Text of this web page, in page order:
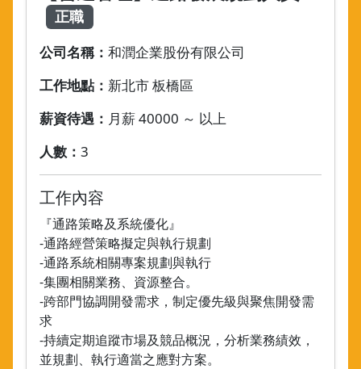
正職
公司名稱： 和潤企業股份有限公司
工作地點： 新北市 板橋區
薪資待遇： 月薪 40000 ～ 以上
人數： 3
工作內容
『通路策略及系統優化』
-通路經營策略擬定與執行規劃
-通路系統相關專案規劃與執行
-集團相關業務、資源整合。
-跨部門協調開發需求，制定優先級與聚焦開發需
求
-持續定期追蹤市場及競品概況，分析業務績效，
並規劃、執行適當之應對方案。